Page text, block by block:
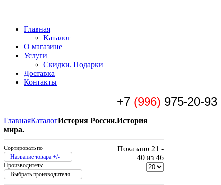
Главная
Каталог
О магазине
Услуги
Скидки. Подарки
Доставка
Контакты
+7 (996) 975-20-93
ГлавнаяКаталогИстория России.История
мира.
Сортировать по
Название товара +/-
Производитель:
Выбрать производителя
Показано 21 -
40 из 46